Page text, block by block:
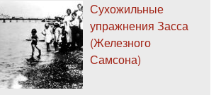
Сухожильные
упражнения Засса
(Железного
Самсона)